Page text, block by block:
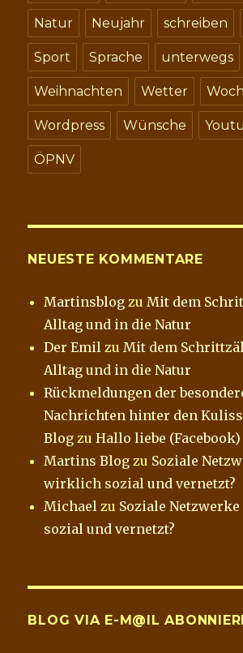
Natur Neujahr schreiben
Sport Sprache unterwegs
Weihnachten Wetter
Wordpress Wünsche
ÖPNV
NEUESTE KOMMENTARE
Martinsblog zu Mit dem
Alltag und in die Natur
Der Emil zu Mit dem
Alltag und in die Natur
Rückmeldungen der
Nachrichten hinter den
Blog zuHallo liebe
Martins Blog zu Soziale
wirklich sozial und vernetzt?
Michael zu Soziale
sozial und vernetzt?
BLOG VIA E-M@IL